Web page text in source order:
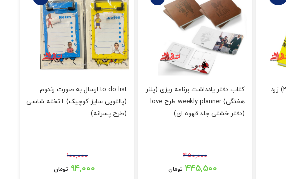
سررسید دفتر پلنر ۱۴۰۴ (۳۶۵) زرد
کتاب دفتر یادداشت برنامه ریزی (پلنر
هفتگی) weekly planner طرح love
(دفتر خشتی جلد قهوه ای)
۴۵۰,۰۰۰
قیمت اصلی: ۴۵۰,۰۰۰ تومان بود.۴۴۵,۵۰۰ تومان
to do list ارسال به صورت رندوم
(پالتویی سایز کوچیک) +تخته شاسی
(طرح پسرانه)
۱۰۰,۰۰۰
قیمت اصلی: ۱۰۰,۰۰۰ تومان بود.۹۴,۰۰۰ تومان